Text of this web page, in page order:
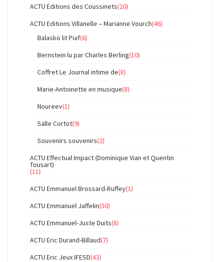
ACTU Editions des Coussinets(20)
ACTU Editions Villanelle – Marianne Vourch(46)
Balasko lit Piaf(6)
Bernstein lu par Charles Berling(10)
Coffret Le Journal intime de(8)
Marie-Antoinette en musique(8)
Noureev(1)
Salle Cortot(9)
Souvenirs souvenirs(2)
ACTU Effectual Impact (Dominique Vian et Quentin
Tousart)
(11)
ACTU Emmanuel Brossard-Ruffey(1)
ACTU Emmanuel Jaffelin(50)
ACTU Emmanuel-Juste Duits(8)
ACTU Eric Durand-Billaud(7)
ACTU Eric Jeux IFESD(43)